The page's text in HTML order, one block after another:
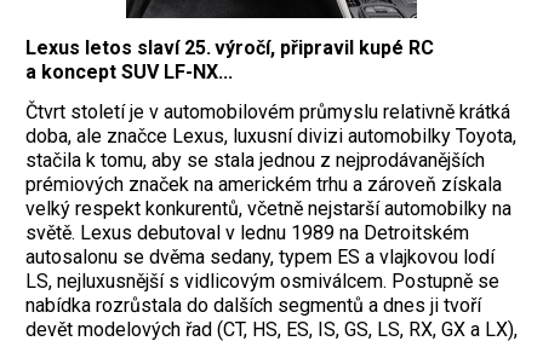
Lexus letos slaví 25. výročí, připravil kupé RC
a koncept SUV LF-NX...
Čtvrt století je v automobilovém průmyslu relativně krátká
doba, ale značce Lexus, luxusní divizi automobilky Toyota,
stačila k tomu, aby se stala jednou z nejprodávanějších
prémiových značek na americkém trhu a zároveň získala
velký respekt konkurentů, včetně nejstarší automobilky na
světě. Lexus debutoval v lednu 1989 na Detroitském
autosalonu se dvěma sedany, typem ES a vlajkovou lodí
LS, nejluxusnější s vidlicovým osmiválcem. Postupně se
nabídka rozrůstala do dalších segmentů a dnes ji tvoří
devět modelových řad (CT, HS, ES, IS, GS, LS, RX, GX a LX),